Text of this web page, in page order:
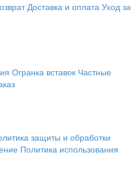
Доставка и оплата Уход за
Огранка вставок Частные
защиты и обработки
Политика использования